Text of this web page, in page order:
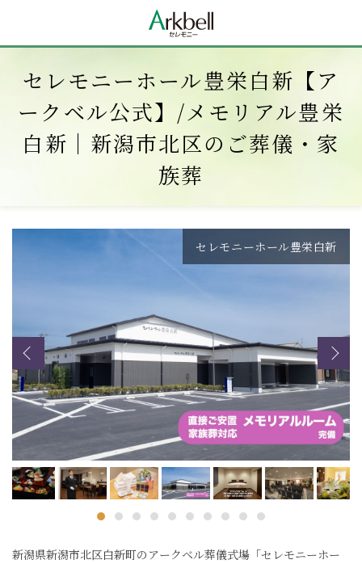
セレモニーホール豊栄白新【ア
ークベル公式】/メモリアル豊栄
白新｜新潟市北区のご葬儀・家
族葬
セレモニーホール豊栄白新
新潟県新潟市北区白新町のアークベル葬儀式場「セレモニーホー